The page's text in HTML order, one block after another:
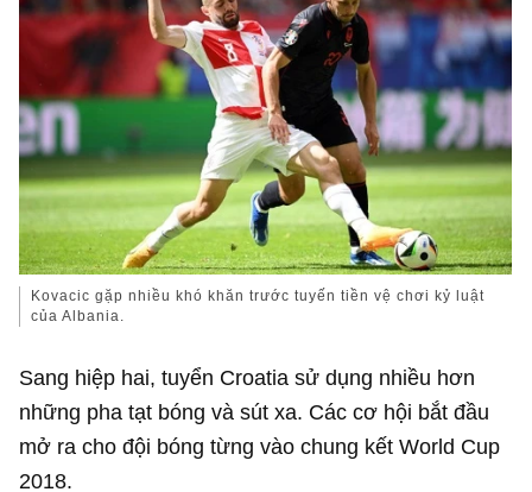
Kovacic gặp nhiều khó khăn trước tuyến tiền vệ chơi kỷ luật
của Albania.
Sang hiệp hai, tuyển Croatia sử dụng nhiều hơn
những pha tạt bóng và sút xa. Các cơ hội bắt đầu
mở ra cho đội bóng từng vào chung kết World Cup
2018.